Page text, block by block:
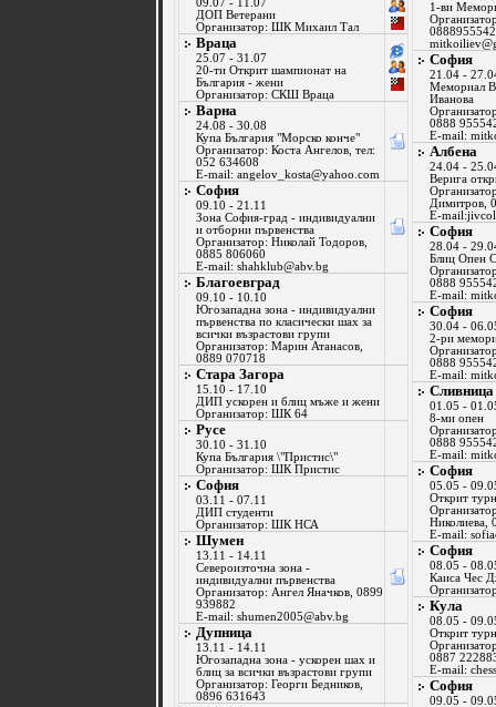
ДОП Ветерани
Организатор: ШК Михаил Тал
Враца
25.07 - 31.07
20-ти Открит шампионат на
България - жени
Организатор: СКШ Враца
Варна
24.08 - 30.08
Купа България "Морско конче"
Организатор: Коста Ангелов, тел:
052 634608
E-mail: angelov_kosta@yahoo.com
София
09.10 - 21.11
Зона София-град - индивидуални
и отборни първенства
Организатор: Николай Тодоров,
0885 806060
E-mail: shahklub@abv.bg
Благоевград
09.10 - 10.10
Югозападна зона - индивидуални
първенства по класически шах за
всички възрастови групи
Организатор: Марин Атанасов,
0889 070718
Стара Загора
15.10 - 17.10
ДИП ускорен и блиц мъже и жени
Организатор: ШК 64
Русе
30.10 - 31.10
Купа България \"Пристис\"
Организатор: ШК Пристис
София
03.11 - 07.11
ДИП студенти
Организатор: ШК НСА
Шумен
13.11 - 14.11
Североизточна зона -
индивидуални първенства
Организатор: Ангел Яначков, 0899
939882
E-mail: shumen2005@abv.bg
Дупница
13.11 - 14.11
Югозападна зона - ускорен шах и
блиц за всички възрастови групи
Организатор: Георги Бедников,
0896 631643
1-ви
0888955542
София
21.04 -
Мемориал
Иванова
0888
E-mail:
Албена
24.04 -
Верига
Димитров,
E-mail:
София
28.04 -
Блиц Опен
0888
E-mail:
София
30.04 -
2-ри
0888
E-mail:
Сливница
01.05 -
8-ми опен
0888
E-mail:
София
05.05 -
Открит
Николиева,
E-mail:
София
08.05 -
Каиса Чес
Кула
08.05 -
Открит
0887
E-mail:
София
09.05 -